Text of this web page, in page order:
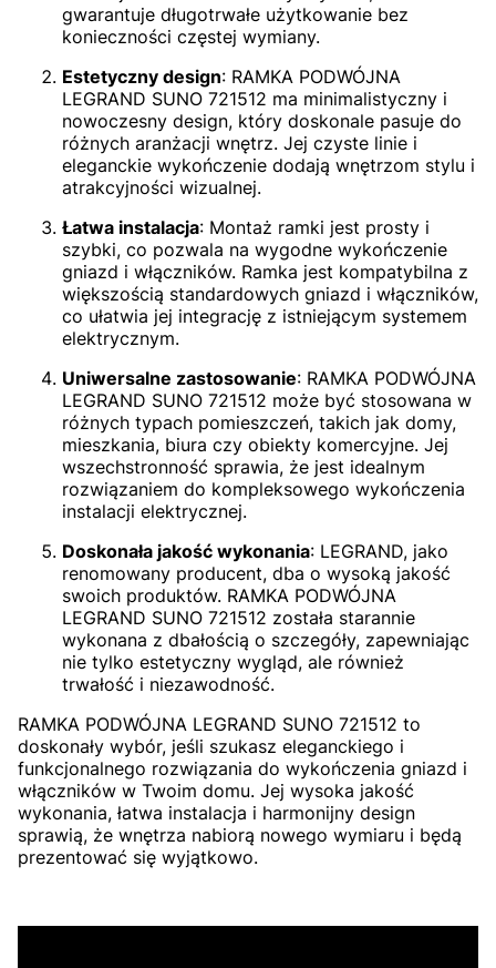
gwarantuje długotrwałe użytkowanie bez
konieczności częstej wymiany.
Estetyczny design: RAMKA PODWÓJNA
LEGRAND SUNO 721512 ma minimalistyczny i
nowoczesny design, który doskonale pasuje do
różnych aranżacji wnętrz. Jej czyste linie i
eleganckie wykończenie dodają wnętrzom stylu i
atrakcyjności wizualnej.
Łatwa instalacja: Montaż ramki jest prosty i
szybki, co pozwala na wygodne wykończenie
gniazd i włączników. Ramka jest kompatybilna z
większością standardowych gniazd i włączników,
co ułatwia jej integrację z istniejącym systemem
elektrycznym.
Uniwersalne zastosowanie: RAMKA PODWÓJNA
LEGRAND SUNO 721512 może być stosowana w
różnych typach pomieszczeń, takich jak domy,
mieszkania, biura czy obiekty komercyjne. Jej
wszechstronność sprawia, że jest idealnym
rozwiązaniem do kompleksowego wykończenia
instalacji elektrycznej.
Doskonała jakość wykonania: LEGRAND, jako
renomowany producent, dba o wysoką jakość
swoich produktów. RAMKA PODWÓJNA
LEGRAND SUNO 721512 została starannie
wykonana z dbałością o szczegóły, zapewniając
nie tylko estetyczny wygląd, ale również
trwałość i niezawodność.
RAMKA PODWÓJNA LEGRAND SUNO 721512 to
doskonały wybór, jeśli szukasz eleganckiego i
funkcjonalnego rozwiązania do wykończenia gniazd i
włączników w Twoim domu. Jej wysoka jakość
wykonania, łatwa instalacja i harmonijny design
sprawią, że wnętrza nabiorą nowego wymiaru i będą
prezentować się wyjątkowo.